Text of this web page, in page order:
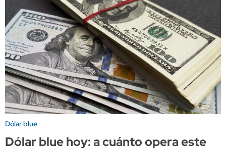
Dólar blue
Dólar blue hoy: a cuánto opera este